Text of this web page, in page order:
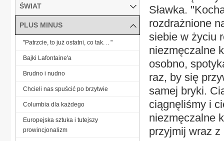
Sławka.
rozdrażnione
siebie w życiu
niezmęczalne
osobno,
raz, by się
samej bryki.
ciągnęliśmy i
niezmęczalne
przyjmij wraz z
ŚWIAT
PLUS MINUS
"Patrzcie, to już ostatni, co tak. .. "
Bajki Lafontaine'a
Brudno i nudno
Chcieli nas spuścić po brzytwie
Columbia dla każdego
Europejska sztuka i tutejszy
prowincjonalizm